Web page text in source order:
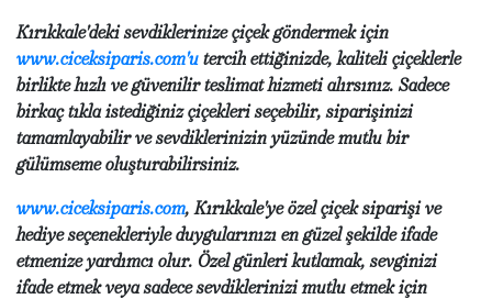
Kırıkkale'deki sevdiklerinize çiçek göndermek için
www.ciceksiparis.com'u tercih ettiğinizde, kaliteli çiçeklerle
birlikte hızlı ve güvenilir teslimat hizmeti alırsınız. Sadece
birkaç tıkla istediğiniz çiçekleri seçebilir, siparişinizi
tamamlayabilir ve sevdiklerinizin yüzünde mutlu bir
gülümseme oluşturabilirsiniz.
www.ciceksiparis.com, Kırıkkale'ye özel çiçek siparişi ve
hediye seçenekleriyle duygularınızı en güzel şekilde ifade
etmenize yardımcı olur. Özel günleri kutlamak, sevginizi
ifade etmek veya sadece sevdiklerinizi mutlu etmek için